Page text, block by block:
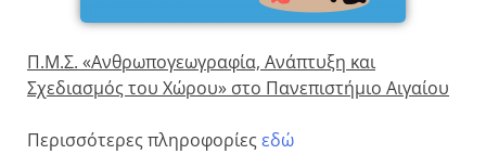
Π.Μ.Σ. «Ανθρωπογεωγραφία, Ανάπτυξη και
Σχεδιασμός του Χώρου» στο Πανεπιστήμιο Αιγαίου
Περισσότερες πληροφορίες εδώ